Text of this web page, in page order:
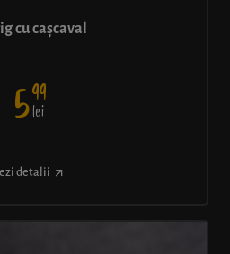
cu cașcaval
599
lei
detalii